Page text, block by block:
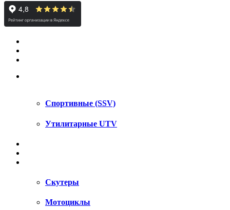
Спортивные (SSV)
Утилитарные UTV
Скутеры
Мотоциклы